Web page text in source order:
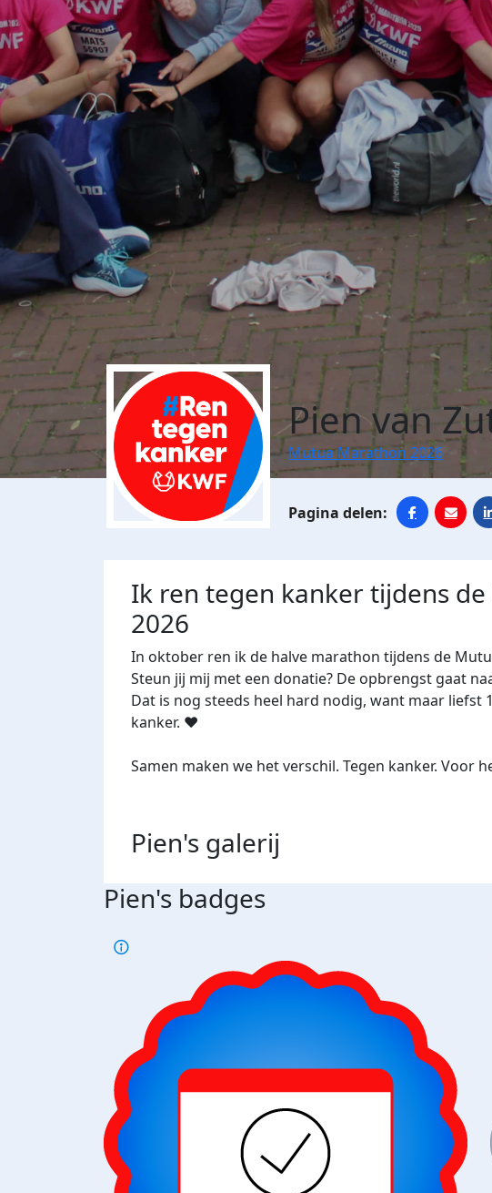
Pien van
Mutua Marathon 2026
Ik ren tegen kanker tijdens
2026
In oktober ren ik de halve marathon tijdens de
Steun jij mij met een donatie? De opbrengst gaat
Dat is nog steeds heel hard nodig, want maar liefst
kanker. ❤️
Samen maken we het verschil. Tegen kanker. Voor
Pien's galerij
Pien's badges